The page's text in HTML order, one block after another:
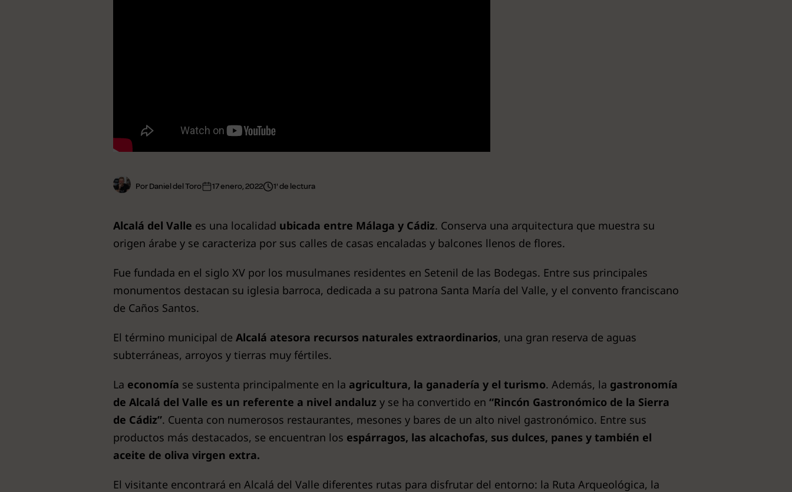
Por Daniel del Toro 17 enero, 2022 1' de lectura
Alcalá del Valle es una localidad ubicada entre Málaga y Cádiz. Conserva una arquitectura que muestra su
origen árabe y se caracteriza por sus calles de casas encaladas y balcones llenos de flores.
Fue fundada en el siglo XV por los musulmanes residentes en Setenil de las Bodegas. Entre sus principales
monumentos destacan su iglesia barroca, dedicada a su patrona Santa María del Valle, y el convento franciscano
de Caños Santos.
El término municipal de Alcalá atesora recursos naturales extraordinarios, una gran reserva de aguas
subterráneas, arroyos y tierras muy fértiles.
La economía se sustenta principalmente en la agricultura, la ganadería y el turismo. Además, la gastronomía
de Alcalá del Valle es un referente a nivel andaluz y se ha convertido en “Rincón Gastronómico de la Sierra
de Cádiz”. Cuenta con numerosos restaurantes, mesones y bares de un alto nivel gastronómico. Entre sus
productos más destacados, se encuentran los espárragos, las alcachofas, sus dulces, panes y también el
aceite de oliva virgen extra.
El visitante encontrará en Alcalá del Valle diferentes rutas para disfrutar del entorno: la Ruta Arqueológica, la